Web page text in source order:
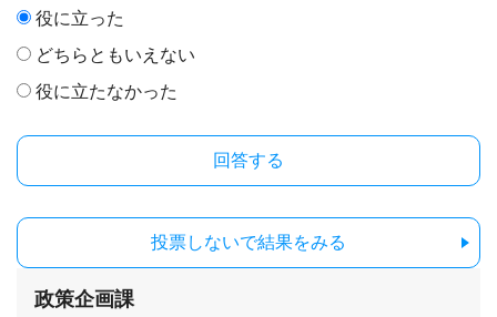
役に立った
どちらともいえない
役に立たなかった
投票しないで結果をみる
政策企画課